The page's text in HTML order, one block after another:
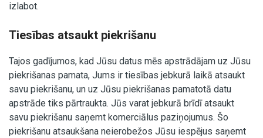
izlabot.
Tiesības atsaukt piekrišanu
Tajos gadījumos, kad Jūsu datus mēs apstrādājam uz Jūsu
piekrišanas pamata, Jums ir tiesības jebkurā laikā atsaukt
savu piekrišanu, un uz Jūsu piekrišanas pamatotā datu
apstrāde tiks pārtraukta. Jūs varat jebkurā brīdī atsaukt
savu piekrišanu saņemt komerciālus paziņojumus. Šo
piekrišanu atsaukšana neierobežos Jūsu iespējus saņemt